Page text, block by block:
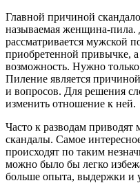
Главной причиной
называемая женщина-пила.
рассматривается мужской
приобретенной привычке, а
возможность. Нужно только
Пиление является
и вопросов. Для решения
изменить отношение к ней.
Часто к разводам
скандалы. Самое
происходят по таким
можно было бы легко
больше опыта, выдержки и